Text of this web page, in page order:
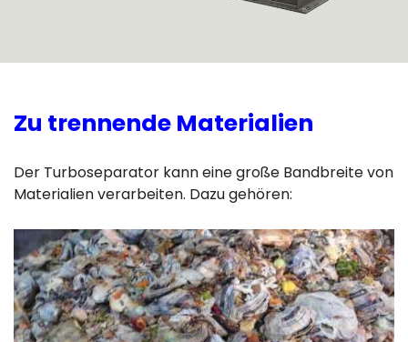
Zu trennende Materialien
Der Turboseparator kann eine große Bandbreite von
Materialien verarbeiten. Dazu gehören: